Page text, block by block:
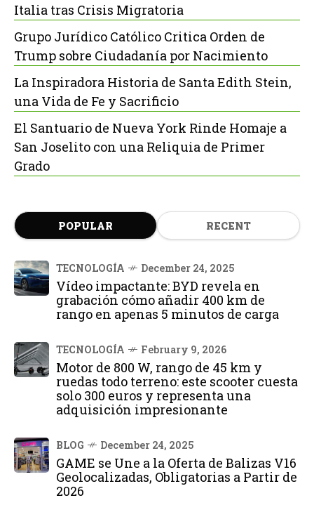
Italia tras Crisis Migratoria
Grupo Jurídico Católico Critica Orden de
Trump sobre Ciudadanía por Nacimiento
La Inspiradora Historia de Santa Edith Stein,
una Vida de Fe y Sacrificio
El Santuario de Nueva York Rinde Homaje a
San Joselito con una Reliquia de Primer
Grado
POPULAR RECENT
TECNOLOGÍA December 24, 2025
Vídeo impactante: BYD revela en
grabación cómo añadir 400 km de
rango en apenas 5 minutos de carga
TECNOLOGÍA February 9, 2026
Motor de 800 W, rango de 45 km y
ruedas todo terreno: este scooter cuesta
solo 300 euros y representa una
adquisición impresionante
BLOG December 24, 2025
GAME se Une a la Oferta de Balizas V16
Geolocalizadas, Obligatorias a Partir de
2026